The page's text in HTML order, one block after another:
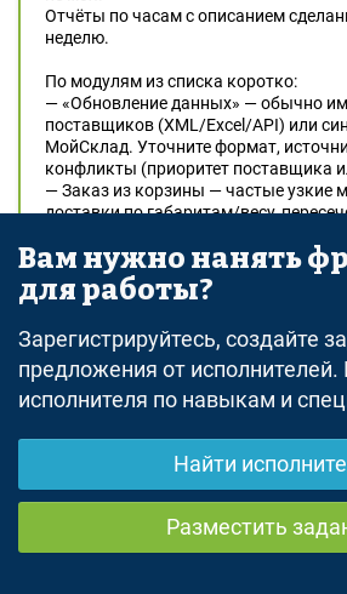
Отчёты по часам с описанием
неделю.
По модулям из списка коротко:
— «Обновление данных» — обычно
поставщиков (XML/Excel/API) или
МойСклад. Уточните формат,
конфликты (приоритет поставщика
— Заказ из корзины — частые узкие
доставки по габаритам/весу,
— Промокоды — типовой модуль (%/
доставка, ограничения по сумме/
разовые/многоразовые, срок). В
— Новости + AI-агент — что нужно от
черновиков по ключам, переработка
подбор товаров в статью? ИИ
e-commerce фактчек важен,
Бюджет 50 000 ? за 14 дней
модуля из списка в зависимости от
Остальное — следующими
Чтобы стартовать: read-only доступ к
Вам нужно нанять
для работы?
Зарегистрируйтесь, создайте
предложения от исполнителей.
исполнителя по навыкам и
Найти
Разместить